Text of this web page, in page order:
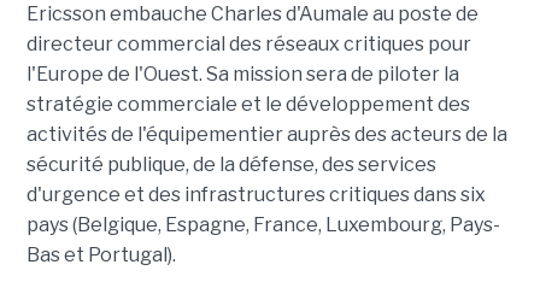
Ericsson embauche Charles d'Aumale au poste de
directeur commercial des réseaux critiques pour
l'Europe de l'Ouest. Sa mission sera de piloter la
stratégie commerciale et le développement des
activités de l'équipementier auprès des acteurs de la
sécurité publique, de la défense, des services
d'urgence et des infrastructures critiques dans six
pays (Belgique, Espagne, France, Luxembourg, Pays-
Bas et Portugal).